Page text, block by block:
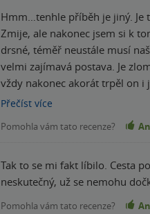
Hmm…tenhle příběh je jiný. Je
Zmije, ale nakonec jsem si k tomu přeci cestu našla. Dostáváme velmi
drsné, téměř neustále musí
velmi zajímavá postava. Je
vždy nakonec akorát trpěl on i
ke konci příběhu až iritovalo
úžasu, jak šibalsky to zase
Přečíst více
Pomohla vám tato recenze?
Tak to se mi fakt líbilo. Cesta
neskutečný, už se nemohu
Pomohla vám tato recenze?